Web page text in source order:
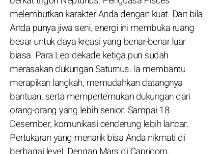
melembutkan karakter Anda dengan kuat. Dan bila
Anda punya jiwa seni, energi ini membuka ruang
besar untuk daya kreasi yang benar-benar luar
biasa. Para Leo dekade ketiga pun sudah
merasakan dukungan Saturnus. Ia membantu
merapikan langkah, memudahkan datangnya
bantuan, serta mempertemukan dukungan dari
orang-orang yang lebih senior. Sampai 18
Desember, komunikasi cenderung lebih lancar.
Pertukaran yang menarik bisa Anda nikmati di